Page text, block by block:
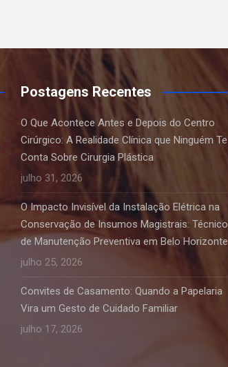
Postagens Recentes
O Que Acontece Antes e Depois do Centro
Cirúrgico: A Realidade Clínica que Ninguém Te
Conta Sobre Cirurgia Plástica
julho 31, 2026
O Impacto Invisível da Instalação Elétrica na
Conservação de Insumos Magistrais: Técnico
de Manutenção Preventiva em Belo Horizonte
julho 25, 2026
Convites de Casamento: Quando a Papelaria
Vira um Gesto de Cuidado Familiar
julho 17, 2026